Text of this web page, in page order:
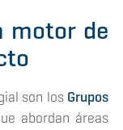
motor de
son los Grupos
abordan áreas